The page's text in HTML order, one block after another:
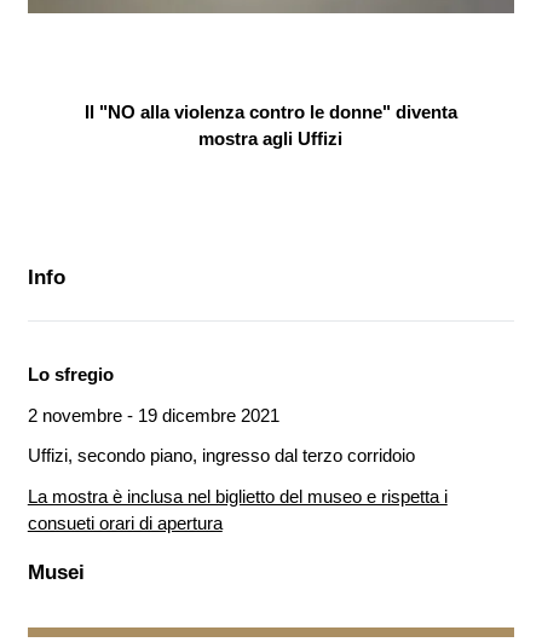
Il "NO alla violenza contro le donne" diventa
mostra agli Uffizi
Info
Lo sfregio
2 novembre - 19 dicembre 2021
Uffizi, secondo piano, ingresso dal terzo corridoio
La mostra è inclusa nel biglietto del museo e rispetta i
consueti orari di apertura
Musei